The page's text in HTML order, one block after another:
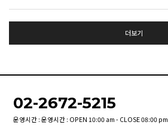
더보기
02-2672-5215
운영시간 : 운영시간 : OPEN 10:00 am - CLOSE 08:00 pm